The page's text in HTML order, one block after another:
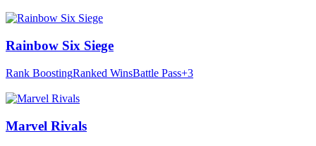
Rainbow Six Siege
Rank BoostingRanked WinsBattle Pass+3
Marvel Rivals